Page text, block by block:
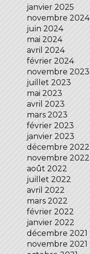
janvier 2025
novembre 2024
juin 2024
mai 2024
avril 2024
février 2024
novembre 2023
juillet 2023
mai 2023
avril 2023
mars 2023
février 2023
janvier 2023
décembre 2022
novembre 2022
août 2022
juillet 2022
avril 2022
mars 2022
février 2022
janvier 2022
décembre 2021
novembre 2021